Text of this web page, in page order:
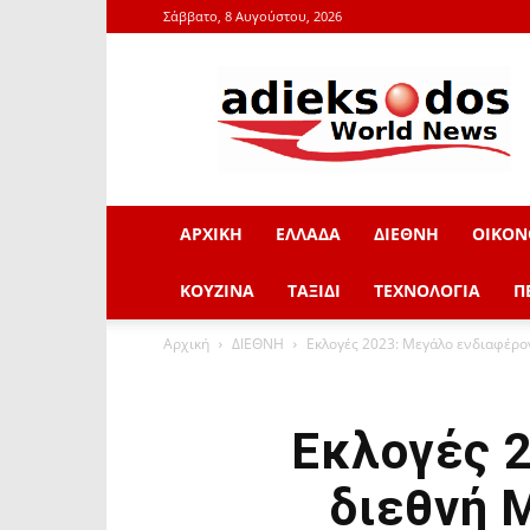
Σάββατο, 8 Αυγούστου, 2026
adieksodos.gr
ΑΡΧΙΚΗ ΕΛΛΑΔΑ ΔΙΕΘΝΗ
ΚΟΥΖΙΝΑ ΤΑΞΙΔΙ ΤΕΧΝΟΛΟΓΙΑ
Αρχική ΔΙΕΘΝΗ Εκλογές 2023: Μεγάλο
Εκλογές
διεθνή